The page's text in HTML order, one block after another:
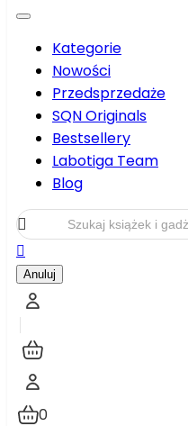
Kategorie
Nowości
Przedsprzedaże
SQN Originals
Bestsellery
Labotiga Team
Blog


Anuluj
0